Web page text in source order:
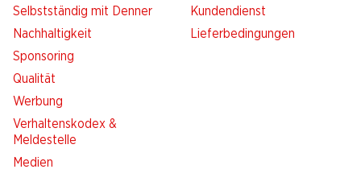
Selbstständig mit Denner
Nachhaltigkeit
Sponsoring
Qualität
Werbung
Verhaltenskodex &
Meldestelle
Medien
Kundendienst
Lieferbedingungen